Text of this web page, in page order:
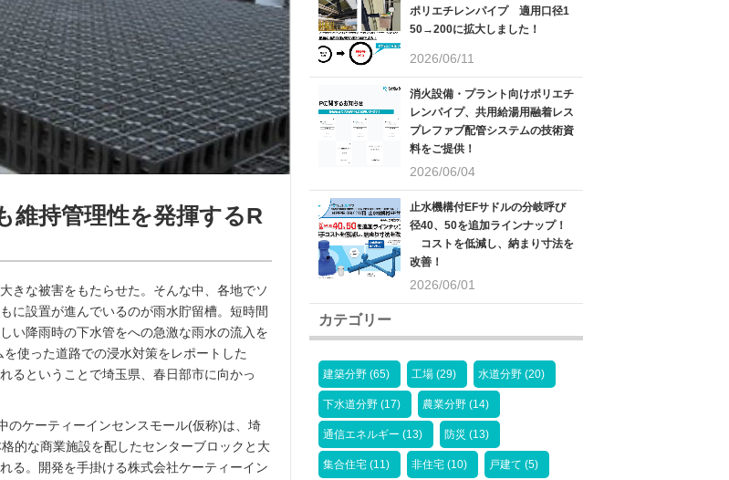
維持管理性を発揮するR
きな被害をもたらせた。そんな中、各地でソ
に設置が進んでいるのが雨水貯留槽。短時間
い降雨時の下水管をへの急激な雨水の流入を
使った道路での浸水対策をレポートした
るということで埼玉県、春日部市に向かっ
のケーティーインセンスモール(仮称)は、埼
的な商業施設を配したセンターブロックと大
る。開発を手掛ける株式会社ケーティーイン
ポリエチレンパイプ 適用口径1
50→200に拡大しました！
2026/06/11
消火設備・プラント向けポリエチ
レンパイプ、共用給湯用融着レス
プレファブ配管システムの技術資
料をご提供！
2026/06/04
止水機構付EFサドルの分岐呼び
径40、50を追加ラインナップ！
コストを低減し、納まり寸法を
改善！
2026/06/01
カテゴリー
建築分野 (65) 工場 (29) 水道分野 (20)
下水道分野 (17) 農業分野 (14)
通信エネルギー (13) 防災 (13)
集合住宅 (11) 非住宅 (10) 戸建て (5)